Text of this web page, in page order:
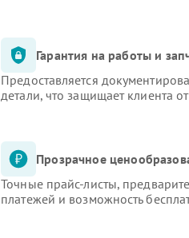
Гарантия на работы и
Предоставляется
детали, что защищает клиента
Прозрачное
Точные прайс-листы,
платежей и возможность